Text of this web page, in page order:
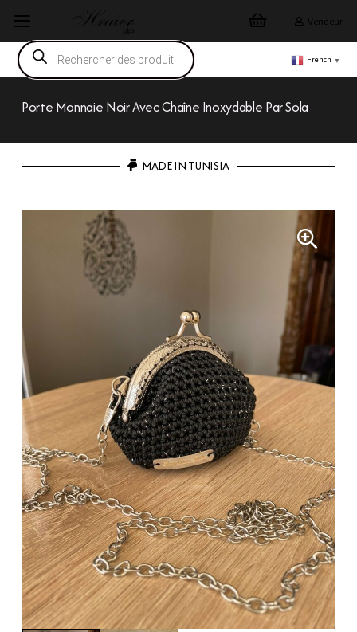
Vendeur
Recherche
de
produits
French ▼
Porte Monnaie Noir Avec Chaîne Inoxydable Par Sola
MADE IN TUNISIA